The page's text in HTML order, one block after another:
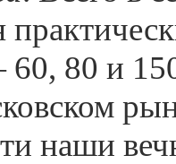
80 и
наши